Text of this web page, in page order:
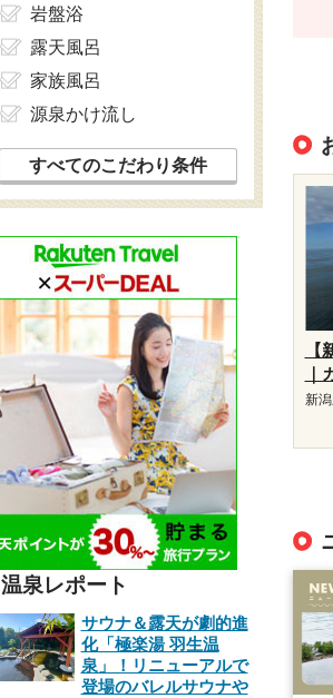
｜
新
岩盤浴
露天風呂
家族風呂
源泉かけ流し
すべてのこだわり条件
温泉レポート
サウナ＆露天が劇的進
化「極楽湯 羽生温
泉」！リニューアルで
登場のバレルサウナや